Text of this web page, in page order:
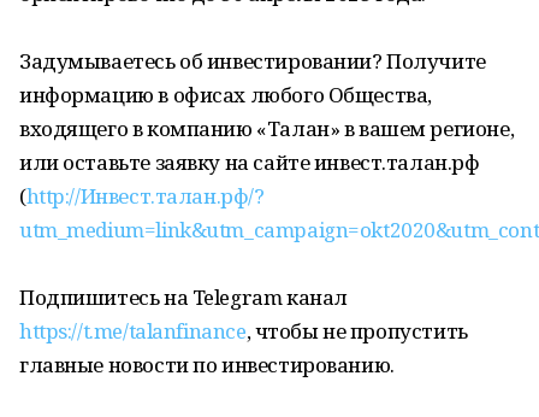
Задумываетесь об инвестировании? Получите
информацию в офисах любого Общества,
входящего в компанию «Талан» в вашем регионе,
или оставьте заявку на сайте инвест.талан.рф
(http://Инвест.талан.рф/?
Подпишитесь на Telegram канал
https://t.me/talanfinance, чтобы не пропустить
главные новости по инвестированию.